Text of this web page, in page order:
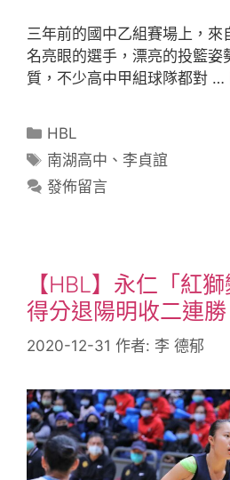
三年前的國中乙組賽場上，來
名亮眼的選手，漂亮的投籃姿
質，不少高中甲組球隊都對 …
HBL
南湖高中 、 李貞誼
發佈留言
【HBL】永仁「紅
得分退陽明收二連勝
2020-12-31 作者: 李 德郁